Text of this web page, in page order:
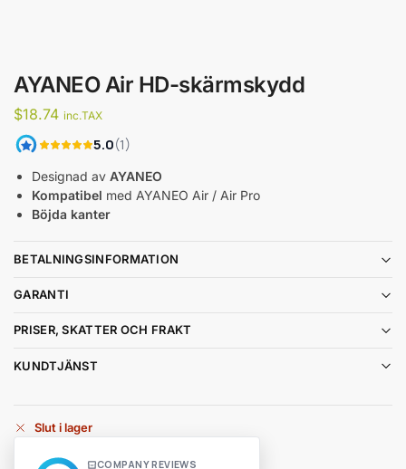
AYANEO Air HD-skärmskydd
$18.74 inc.TAX
Designad av AYANEO
Kompatibel med AYANEO Air / Air Pro
Böjda kanter
BETALNINGSINFORMATION
GARANTI
PRISER, SKATTER OCH FRAKT
KUNDTJÄNST
Slut i lager